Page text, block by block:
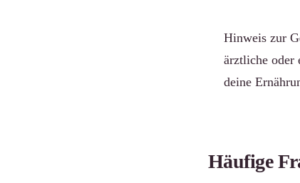
Hinweis zur
ärztliche oder
deine
Häufige